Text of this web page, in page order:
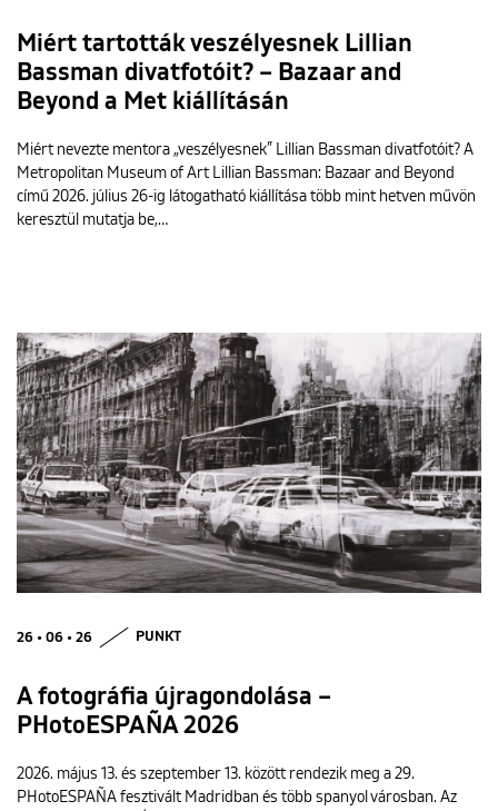
Miért tartották veszélyesnek Lillian
Bassman divatfotóit? – Bazaar and
Beyond a Met kiállításán
Miért nevezte mentora „veszélyesnek” Lillian Bassman divatfotóit? A
Metropolitan Museum of Art Lillian Bassman: Bazaar and Beyond
című 2026. július 26-ig látogatható kiállítása több mint hetven művön
keresztül mutatja be,…
26 • 06 • 26 PUNKT
A fotográfia újragondolása –
PHotoESPAÑA 2026
2026. május 13. és szeptember 13. között rendezik meg a 29.
PHotoESPAÑA fesztivált Madridban és több spanyol városban. Az